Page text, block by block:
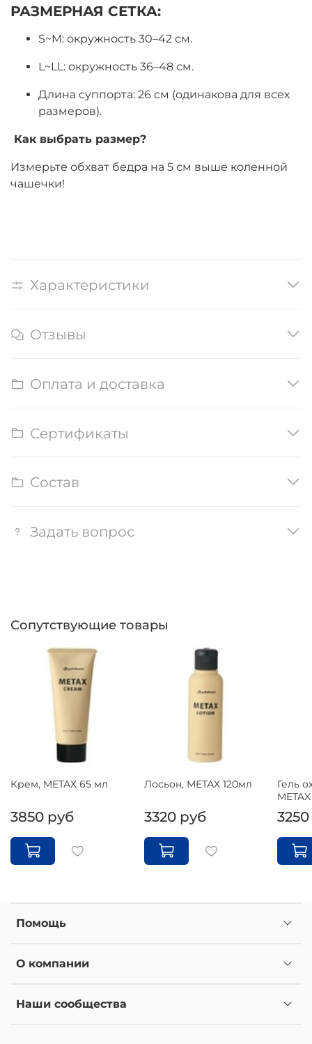
РАЗМЕРНАЯ СЕТКА:
S~M: окружность 30–42 см.
L~LL: окружность 36–48 см.
Длина суппорта: 26 см (одинакова для всех
размеров).
Как выбрать размер?
Измерьте обхват бедра на 5 см выше коленной
чашечки!
Характеристики
Отзывы
Оплата и доставка
Сертификаты
Состав
Задать вопрос
Сопутствующие товары
Крем, МЕТАХ 65 мл
3850 руб
Лосьон, МЕТАХ 120мл
3320 руб
Гель
Помощь
О компании
Наши сообщества